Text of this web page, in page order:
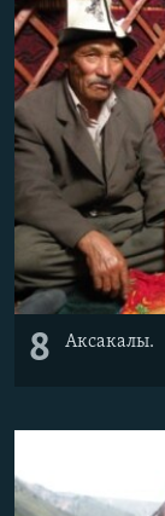
8 Аксакалы.